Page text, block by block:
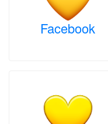
Facebook